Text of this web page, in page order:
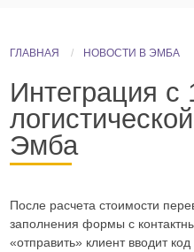
ГЛАВНАЯ НОВОСТИ В ЭМБА
Интеграция с
Эмба
После расчета стоимости
заполнения формы с
«отправить» клиент вводит